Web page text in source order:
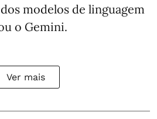
modelos de linguagem
o Gemini.
Ver mais